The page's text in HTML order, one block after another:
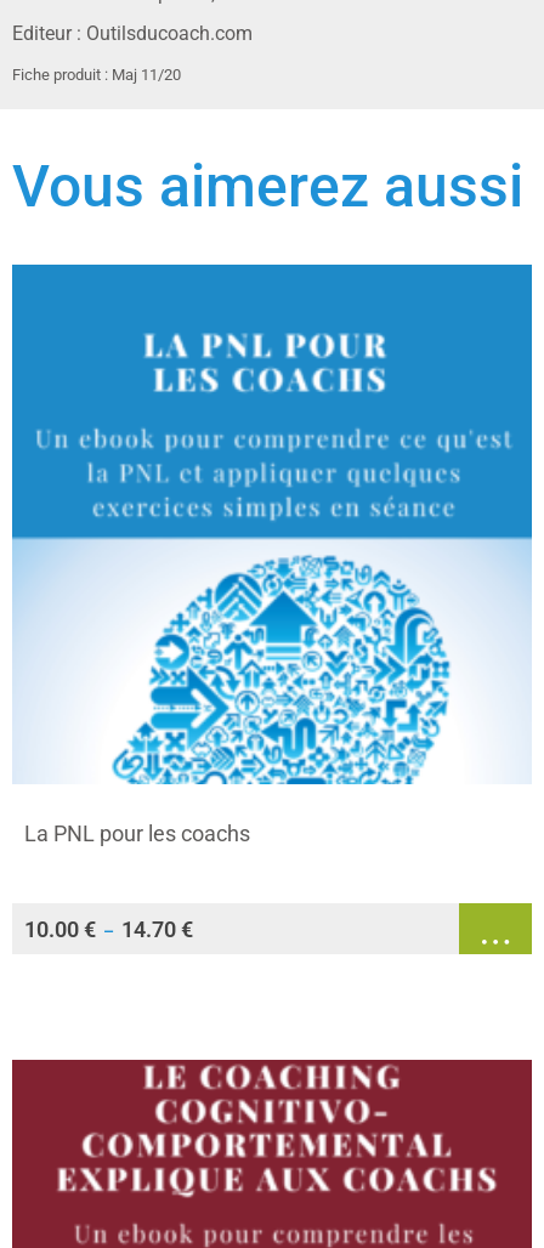
Editeur : Outilsducoach.com
Fiche produit : Maj 11/20
Vous aimerez aussi
La PNL pour les coachs
10.00€ – 14.70€